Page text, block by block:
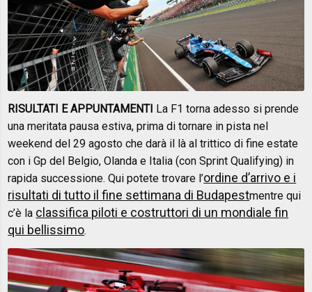
RISULTATI E APPUNTAMENTI La F1 torna adesso si prende
una meritata pausa estiva, prima di tornare in pista nel
weekend del 29 agosto che darà il là al trittico di fine estate
con i Gp del Belgio, Olanda e Italia (con Sprint Qualifying) in
rapida successione. Qui potete trovare l’ordine d’arrivo e i
risultati di tutto il fine settimana di Budapestmentre qui
c’è la classifica piloti e costruttori di un mondiale fin
qui bellissimo.